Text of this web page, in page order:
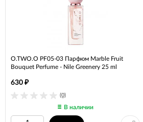
O.TWO.O PF05-03 Парфюм Marble Fruit
Bouquet Perfume - Nile Greenery 25 ml
(0)
630 ₽
В наличии